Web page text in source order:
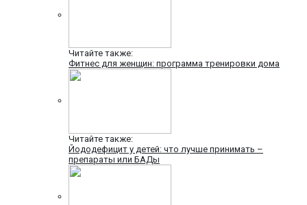
Читайте также:
Фитнес для женщин: программа тренировки дома
Читайте также:
Йододефицит у детей: что лучше принимать –
препараты или БАДы